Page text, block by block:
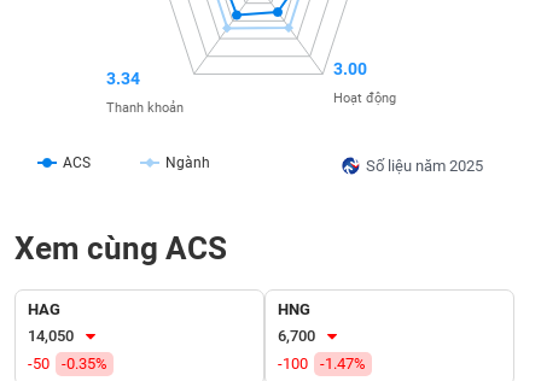
Số liệu năm 2025
ACS Ngành
3.00
Hoạt động
3.34
Thanh khoản
Xem cùng ACS
HAG
14,050
-50
-0.35%
HNG
6,700
-100
-1.47%
THÔNG
DỊCH
VỤ
TRUYỀN